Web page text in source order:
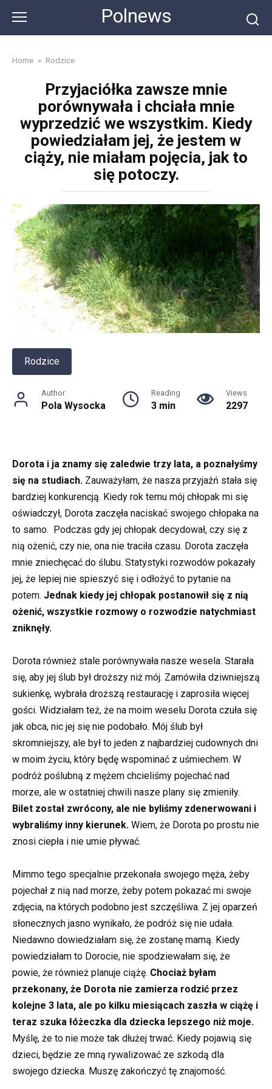
content
Polnews
Home » Rodzice
Przyjaciółka zawsze mnie
porównywała i chciała mnie
wyprzedzić we wszystkim. Kiedy
powiedziałam jej, że jestem w
ciąży, nie miałam pojęcia, jak to
się potoczy.
Rodzice
Author
Pola Wysocka
Reading
3 min
Views
2297
Dorota i ja znamy się zaledwie trzy lata, a poznałyśmy
się na studiach. Zauważyłam, że nasza przyjaźń stała się
bardziej konkurencją. Kiedy rok temu mój chłopak mi się
oświadczył, Dorota zaczęła naciskać swojego chłopaka na
to samo. Podczas gdy jej chłopak decydował, czy się z
nią ożenić, czy nie, ona nie traciła czasu. Dorota zaczęła
mnie zniechęcać do ślubu. Statystyki rozwodów pokazały
jej, że lepiej nie spieszyć się i odłożyć to pytanie na
potem. Jednak kiedy jej chłopak postanowił się z nią
ożenić, wszystkie rozmowy o rozwodzie natychmiast
zniknęły.
Dorota również stale porównywała nasze wesela. Starała
się, aby jej ślub był droższy niż mój. Zamówiła dziwniejszą
sukienkę, wybrała droższą restaurację i zaprosiła więcej
gości. Widziałam też, że na moim weselu Dorota czuła się
jak obca, nic jej się nie podobało. Mój ślub był
skromniejszy, ale był to jeden z najbardziej cudownych dni
w moim życiu, który będę wspominać z uśmiechem. W
podróż poślubną z mężem chcieliśmy pojechać nad
morze, ale w ostatniej chwili nasze plany się zmieniły.
Bilet został zwrócony, ale nie byliśmy zdenerwowani i
wybraliśmy inny kierunek. Wiem, że Dorota po prostu nie
znosi ciepła i nie umie pływać.
Mimmo tego specjalnie przekonała swojego męża, żeby
pojechał z nią nad morze, żeby potem pokazać mi swoje
zdjęcia, na których podobno jest szczęśliwa. Z jej oparzeń
słonecznych jasno wynikało, że podróż się nie udała.
Niedawno dowiedziałam się, że zostanę mamą. Kiedy
powiedziałam to Dorocie, nie spodziewałam się, że
powie, że również planuje ciążę. Chociaż byłam
przekonany, że Dorota nie zamierza rodzić przez
kolejne 3 lata, ale po kilku miesiącach zaszła w ciążę i
teraz szuka łóżeczka dla dziecka lepszego niż moje.
Myślę, że to nie może tak dłużej trwać. Kiedy pojawią się
dzieci, będzie ze mną rywalizować ze szkodą dla
swojego dziecka. Muszę zakończyć tę znajomość.